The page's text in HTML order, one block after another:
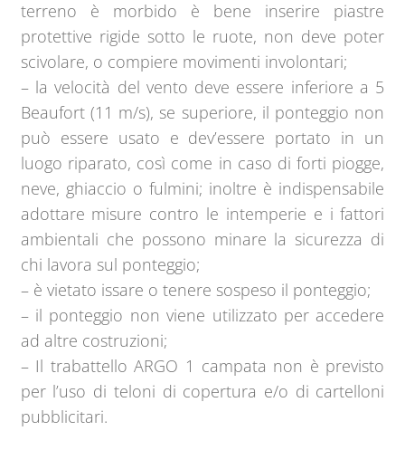
terreno è morbido è bene inserire piastre
protettive rigide sotto le ruote, non deve poter
scivolare, o compiere movimenti involontari;
– la velocità del vento deve essere inferiore a 5
Beaufort (11 m/s), se superiore, il ponteggio non
può essere usato e dev’essere portato in un
luogo riparato, così come in caso di forti piogge,
neve, ghiaccio o fulmini; inoltre è indispensabile
adottare misure contro le intemperie e i fattori
ambientali che possono minare la sicurezza di
chi lavora sul ponteggio;
– è vietato issare o tenere sospeso il ponteggio;
– il ponteggio non viene utilizzato per accedere
ad altre costruzioni;
– Il trabattello ARGO 1 campata non è previsto
per l’uso di teloni di copertura e/o di cartelloni
pubblicitari.